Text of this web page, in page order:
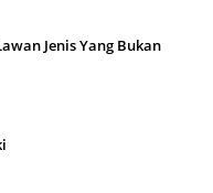
Jenis Yang Bukan